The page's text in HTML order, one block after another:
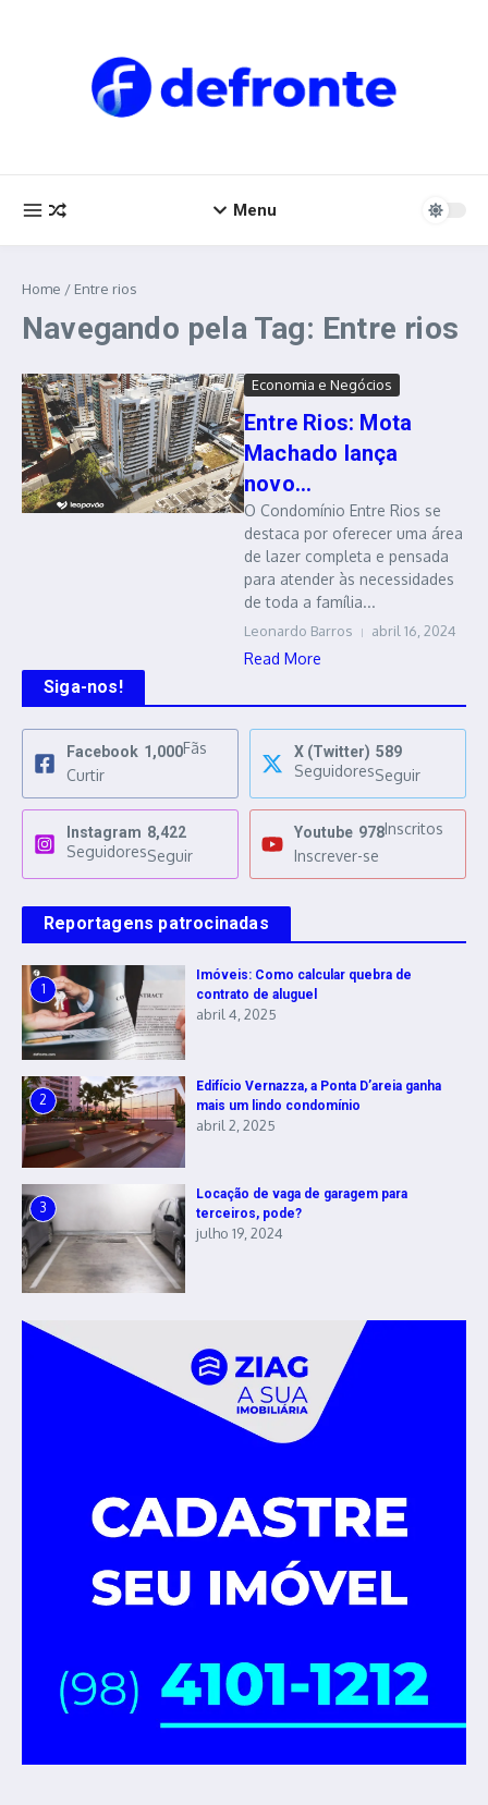
Menu
Home / Entre rios
Navegando pela Tag: Entre rios
Economia e Negócios
Entre Rios: Mota
Machado lança
novo...
O Condomínio Entre Rios se
destaca por oferecer uma área
de lazer completa e pensada
para atender às necessidades
de toda a família...
Leonardo Barros abril 16, 2024
Read More
Siga-nos!
Facebook 1,000Fãs
Curtir
X (Twitter) 589
SeguidoresSeguir
Instagram 8,422
SeguidoresSeguir
Youtube 978Inscritos
Inscrever-se
Reportagens patrocinadas
1
Imóveis: Como calcular quebra de
contrato de aluguel
abril 4, 2025
2
Edifício Vernazza, a Ponta D’areia ganha
mais um lindo condomínio
abril 2, 2025
3
Locação de vaga de garagem para
terceiros, pode?
julho 19, 2024